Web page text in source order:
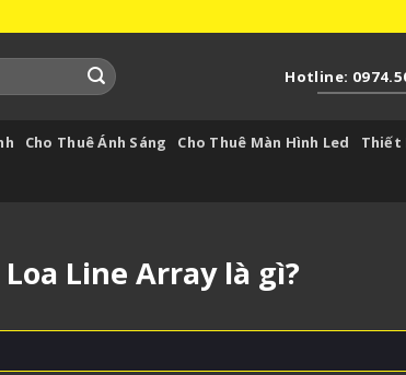
Hotline:
Cho Thuê Ánh Sáng Cho Thuê Màn Hình Led Thiết
Line Array là gì?